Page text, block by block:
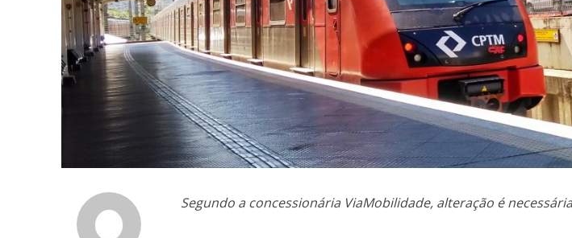
Segundo a concessionária ViaMobilidade, alteração é